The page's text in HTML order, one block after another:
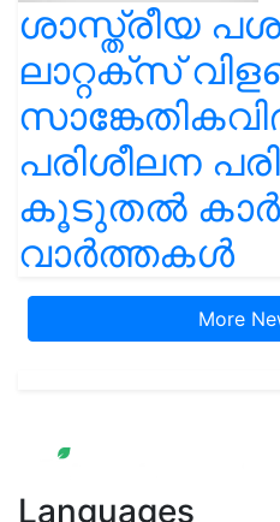
ശാസ്ത്രീയ
ലാറ്റക്സ്
പരിശീലന
കൂടുതൽ
വാർത്തകൾ
More
Languages